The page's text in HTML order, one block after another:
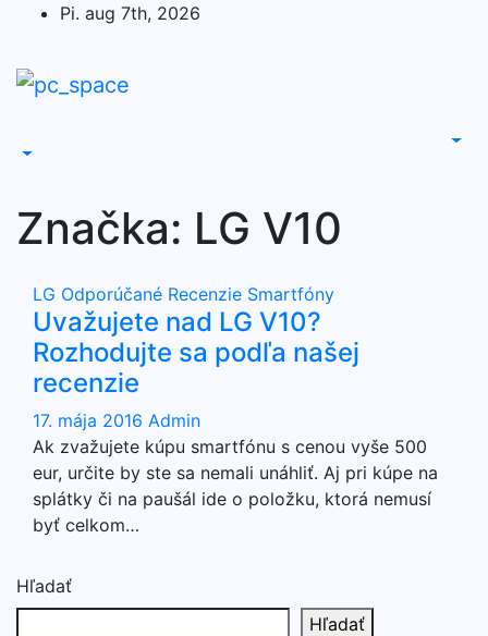
content
Pi. aug 7th, 2026
Značka: LG V10
LG Odporúčané Recenzie Smartfóny
Uvažujete nad LG V10?
Rozhodujte sa podľa našej
recenzie
17. mája 2016 Admin
Ak zvažujete kúpu smartfónu s cenou vyše 500
eur, určite by ste sa nemali unáhliť. Aj pri kúpe na
splátky či na paušál ide o položku, ktorá nemusí
byť celkom…
Hľadať
Hľadať